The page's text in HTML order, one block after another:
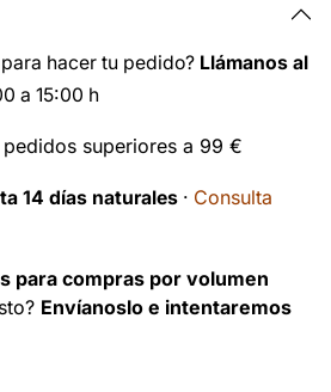
hacer tu pedido? Llámanos al
a 15:00 h
pedidos superiores a 99 €
14 días naturales · Consulta
para compras por volumen
Envíanoslo e intentaremos